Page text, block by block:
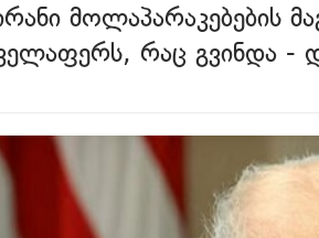
მოლაპარაკებების
რაც გვინდა